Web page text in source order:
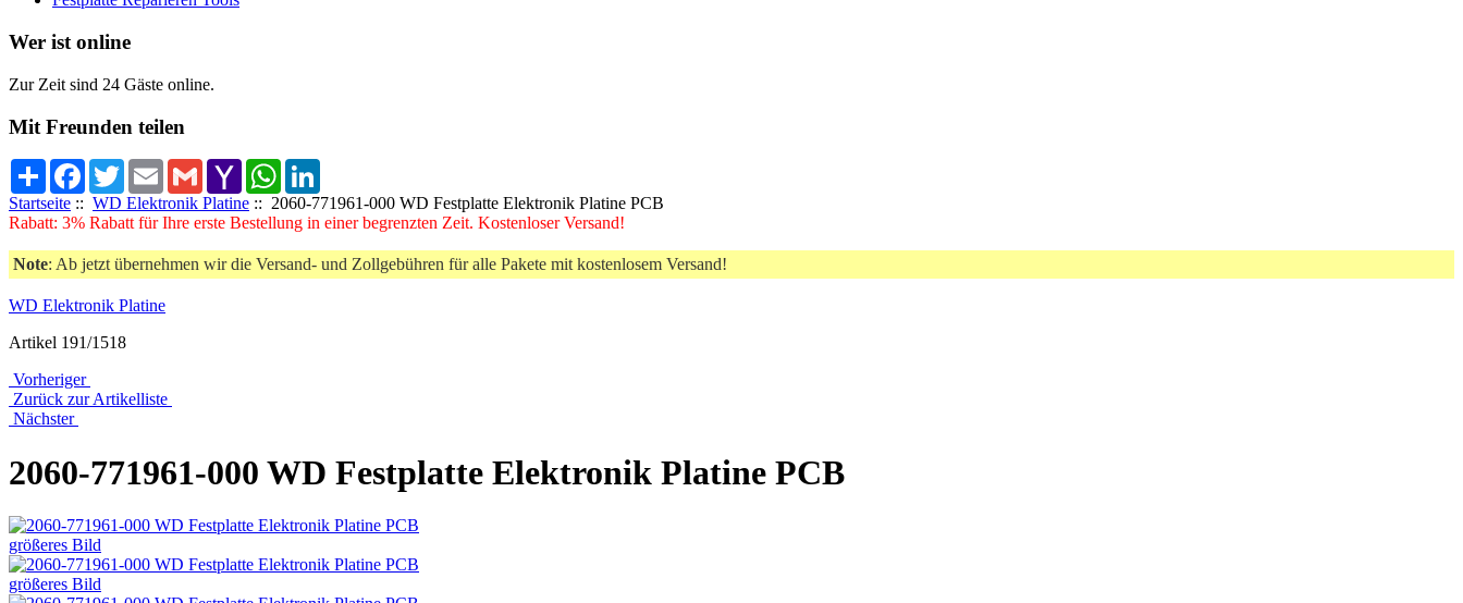
Wer ist online
Zur Zeit sind 24 Gäste online.
Mit Freunden teilen
Share Facebook
TwitterEmail Gmail Yahoo
Mail
WhatsApp
Startseite :: WD Elektronik Platine :: 2060-771961-000 WD Festplatte Elektronik Platine PCB
Rabatt: 3% Rabatt für Ihre erste Bestellung in einer begrenzten Zeit. Kostenloser Versand!
Note: Ab jetzt übernehmen wir die Versand- und Zollgebühren für alle Pakete mit kostenlosem Versand!
WD Elektronik Platine
Artikel 191/1518
Vorheriger
Zurück zur Artikelliste
Nächster
2060-771961-000 WD Festplatte Elektronik Platine PCB
größeres Bild
größeres Bild